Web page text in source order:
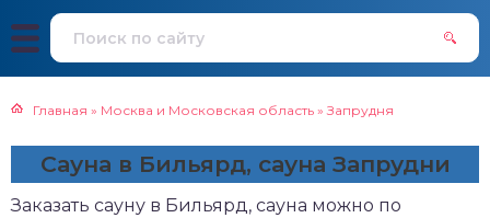
Главная » Москва и Московская область » Запрудня
Сауна в Бильярд, сауна Запрудни
Заказать сауну в Бильярд, сауна можно по